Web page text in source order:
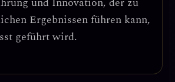
Ergebnissen führen kann,
geführt wird.